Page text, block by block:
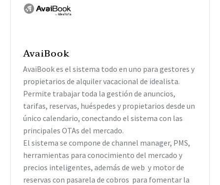
AvaiBook
AvaiBook es el sistema todo en uno para gestores y
propietarios de alquiler vacacional de idealista.
Permite trabajar toda la gestión de anuncios,
tarifas, reservas, huéspedes y propietarios desde un
único calendario, conectando el sistema con las
principales OTAs del mercado.
El sistema se compone de channel manager, PMS,
herramientas para conocimiento del mercado y
precios inteligentes, además de web y motor de
reservas con pasarela de cobros para fomentar la